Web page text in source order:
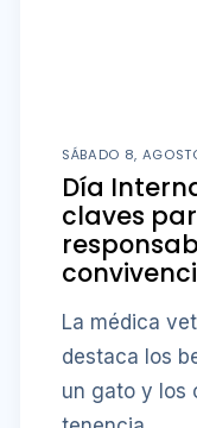
SÁBADO 8,
Día
claves
La médica
destaca los
un gato y los